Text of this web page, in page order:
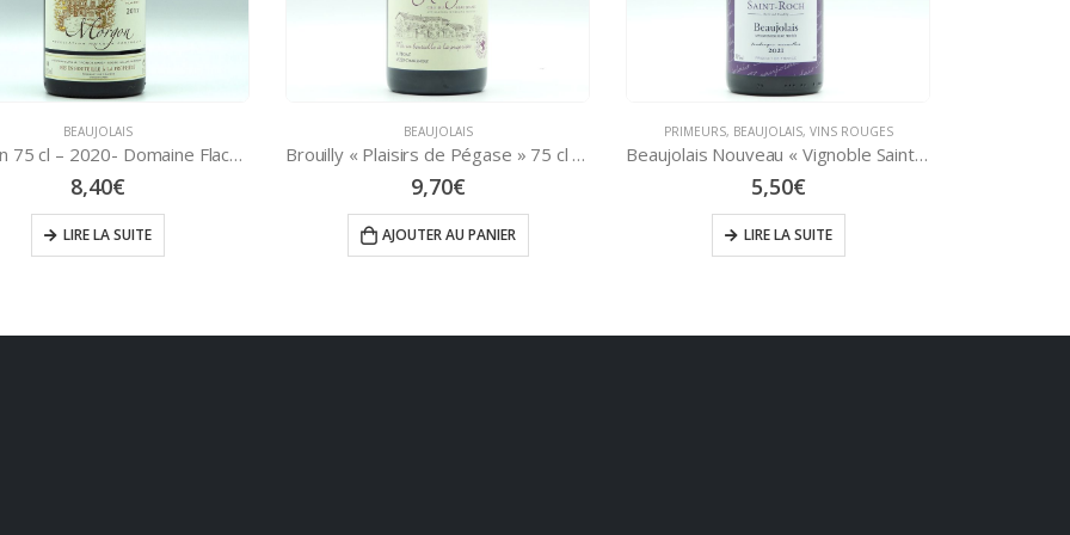
BEAUJOLAIS
Brouilly « Plaisirs de Pégase » 75 cl – 2023 – Domaine Baron de L’Écluse
9,70€
AJOUTER AU PANIER
BEAUJOLAIS,VINS ROUGES
Beaujolais Nouveau « Vignoble Saint-Roch » 75 cl – 2024 – Bertrand DURDILLY
5,50€
LIRE LA SUITE
PRIMEURS, BEAUJOLAIS, VINS ROUGES
Beaujolais-Villages « Vignoble Saint-Roch » 75 cl – 2024 – Bertrand DURDILLY
5,95€
AJOUTER AU PANIER